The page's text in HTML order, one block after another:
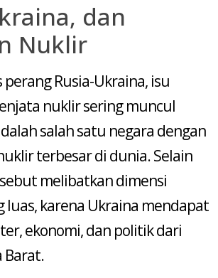
dan
Nuklir
perang Rusia-Ukraina, isu
nuklir sering muncul
salah satu negara dengan
terbesar di dunia. Selain
melibatkan dimensi
luas, karena Ukraina mendapat
ekonomi, dan politik dari
Barat.